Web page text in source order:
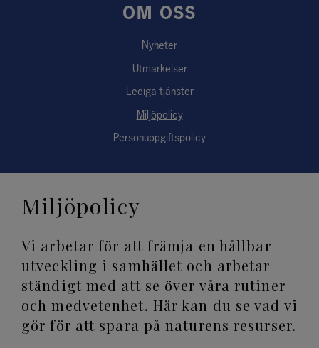
OM OSS
Nyheter
Utmärkelser
Lediga tjänster
Miljöpolicy
Personuppgiftspolicy
Miljöpolicy
Vi arbetar för att främja en hållbar
utveckling i samhället och arbetar
ständigt med att se över våra rutiner
och medvetenhet. Här kan du se vad vi
gör för att spara på naturens resurser.